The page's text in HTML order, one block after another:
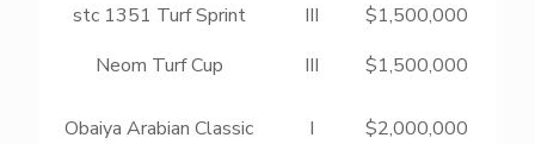
stc 1351 Turf Sprint
III $1,500,000
Neom Turf Cup
III $1,500,000
Obaiya Arabian Classic I $2,000,000